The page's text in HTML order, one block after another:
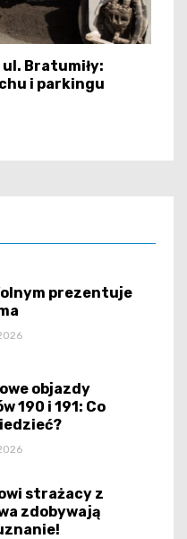
Bratumiły:
i parkingu
prezentuje
objazdy
190 i 191: Co
strażacy z
zdobywają